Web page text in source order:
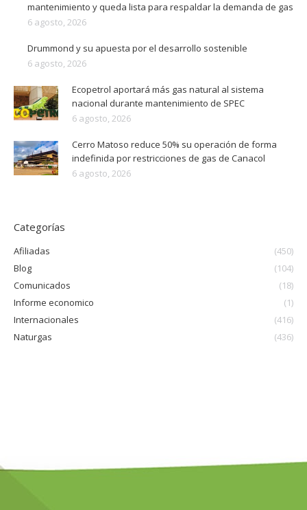
mantenimiento y queda lista para respaldar la demanda de gas
6 agosto, 2026
Drummond y su apuesta por el desarrollo sostenible
6 agosto, 2026
Ecopetrol aportará más gas natural al sistema
nacional durante mantenimiento de SPEC
6 agosto, 2026
Cerro Matoso reduce 50% su operación de forma
indefinida por restricciones de gas de Canacol
6 agosto, 2026
Categorías
Afiliadas
(450)
Blog
(104)
Comunicados
(18)
Informe economico
(1)
Internacionales
(416)
Naturgas
(436)